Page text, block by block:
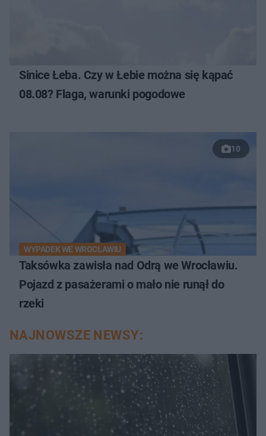
Sinice Łeba. Czy w Łebie można się kąpać
08.08? Flaga, warunki pogodowe
10
WYPADEK WE WROCŁAWIU
Taksówka zawisła nad Odrą we Wrocławiu.
Pojazd z pasażerami o mało nie runął do
rzeki
NAJNOWSZE NEWSY: